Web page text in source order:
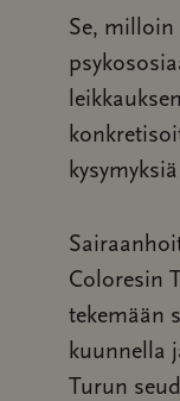
Se,
Coloresin
tekemään
kuunnella
Turun